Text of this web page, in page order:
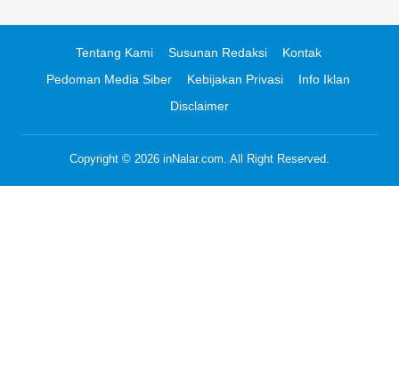
Tentang Kami Susunan Redaksi
Kontak
Pedoman Media Siber
Kebijakan Privasi
Info Iklan
Disclaimer
Copyright © 2026 inNalar.com. All Right Reserved.